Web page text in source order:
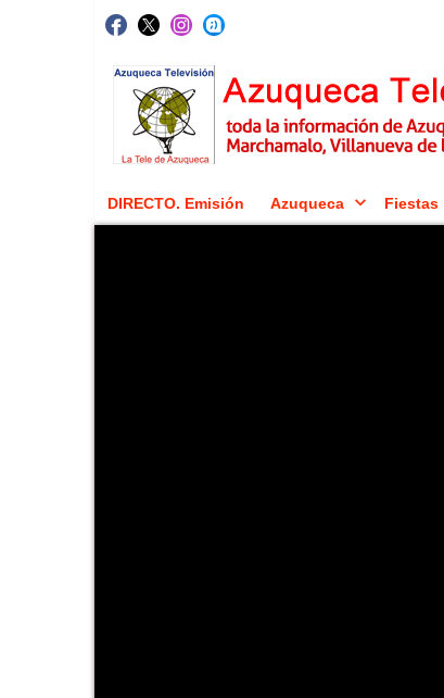
DIRECTO. Emisión Azuqueca Fiestas